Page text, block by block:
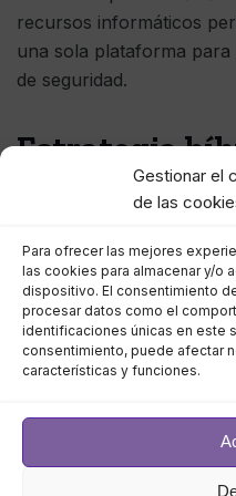
Gestionar el
de las
Para ofrecer las mejores
las cookies para almacenar y/o
dispositivo. El consentimiento
procesar datos como el
identificaciones únicas en este
consentimiento, puede afectar
características y funciones.
recursos informáticos
una sola plataforma
de seguridad.
Estrategia
la nubees que las
de las fuentes de una
una estrategia de nube
entorno de varias nubes
razón: una estrategia de
cualidades esenciales
preparadas para el